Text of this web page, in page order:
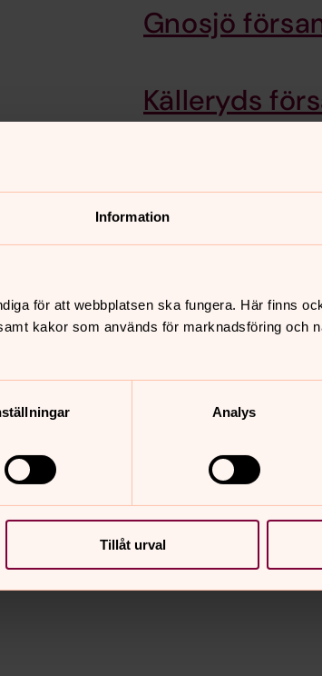
Information
för att webbplatsen ska fungera. Här finns
kakor som används för marknadsföring och
Analys
Tillåt urval
Gnosjö
Källeryds
som styrs av förtroendevalda
organiseras och hur beslut fattas.